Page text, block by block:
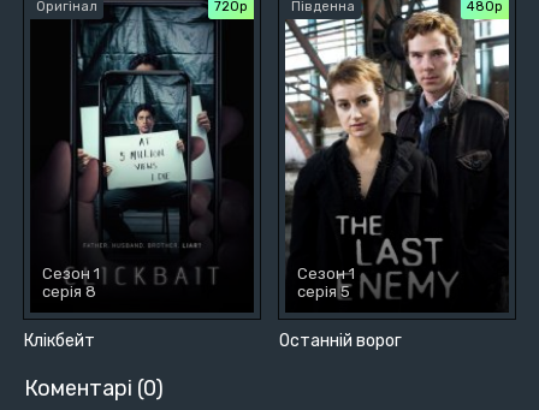
Клікбейт
Оригінал 720р
Сезон 1
серія 8
Останній ворог
Південна 480р
Сезон 1
серія 5
Коментарі (0)